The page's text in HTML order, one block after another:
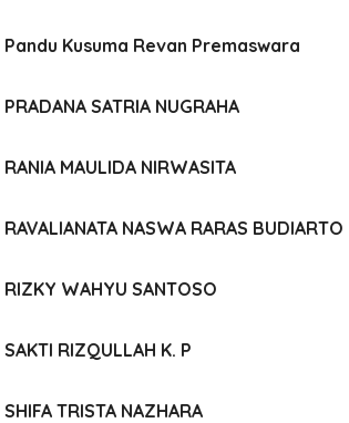
Pandu Kusuma Revan Premaswara
PRADANA SATRIA NUGRAHA
RANIA MAULIDA NIRWASITA
RAVALIANATA NASWA RARAS BUDIARTO
RIZKY WAHYU SANTOSO
SAKTI RIZQULLAH K. P
SHIFA TRISTA NAZHARA